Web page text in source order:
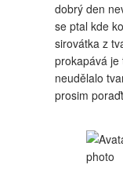
dobrý den
se ptal kde
sirovátka z
prokapává je
neudělalo
prosim